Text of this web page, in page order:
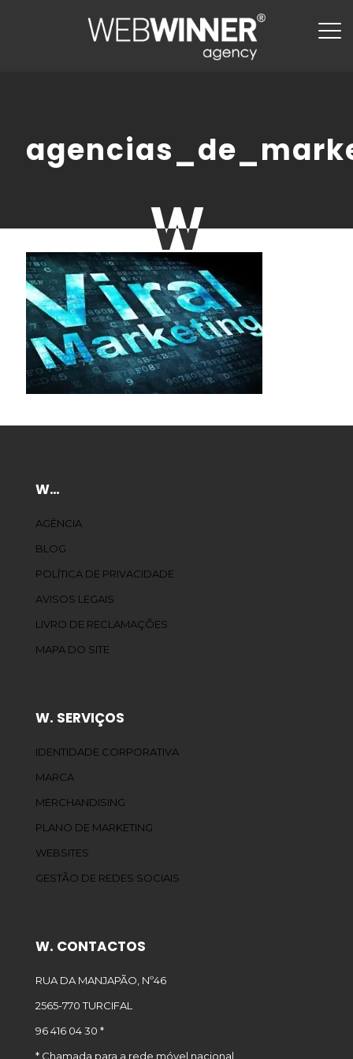
W…
AGÊNCIA
BLOG
POLÍTICA DE PRIVACIDADE
AVISOS LEGAIS
LIVRO DE RECLAMAÇÕES
MAPA DO SITE
W. SERVIÇOS
IDENTIDADE CORPORATIVA
MARCA
MERCHANDISING
PLANO DE MARKETING
WEBSITES
GESTÃO DE REDES SOCIAIS
W. CONTACTOS
RUA DA MANJAPÃO, Nº46
2565-770 TURCIFAL
96 416 04 30 *
* Chamada para a rede móvel nacional